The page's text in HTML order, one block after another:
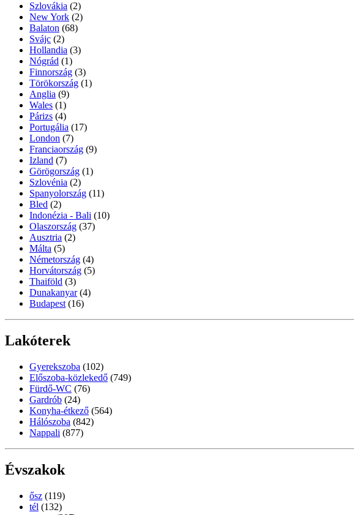
Szlovákia (2)
New York (2)
Balaton (68)
Svájc (2)
Hollandia (3)
Nógrád (1)
Finnország (3)
Törökország (1)
Anglia (9)
Wales (1)
Párizs (4)
Portugália (17)
London (7)
Franciaország (9)
Izland (7)
Görögország (1)
Szlovénia (2)
Spanyolország (11)
Bled (2)
Indonézia - Bali (10)
Olaszország (37)
Ausztria (2)
Málta (5)
Németország (4)
Horvátország (5)
Thaiföld (3)
Dunakanyar (4)
Budapest (16)
Lakóterek
Gyerekszoba (102)
Előszoba-közlekedő (749)
Fürdő-WC (76)
Gardrób (24)
Konyha-étkező (564)
Hálószoba (842)
Nappali (877)
Évszakok
ősz (119)
tél (132)